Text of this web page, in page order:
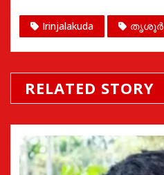
Irinjalakuda തൃശൂർ
RELATED STORY